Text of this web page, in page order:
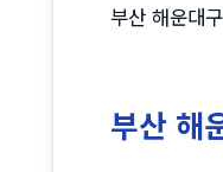
부산 해운대
부산 해